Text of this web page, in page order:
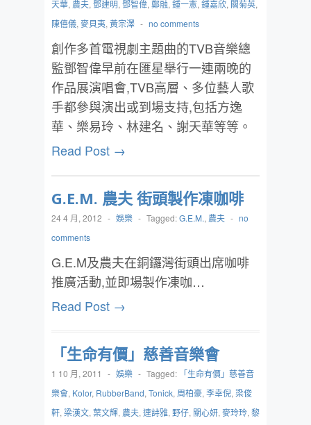
天華, 農夫, 鄧建明, 鄧智偉, 鄭融, 鍾一憲, 鍾嘉欣, 關菊英,
陳僖儀, 麥貝夷, 黃宗澤 - no comments
創作多首電視劇主題曲的TVB音樂總
監鄧智偉早前在匯星舉行一連兩晚的
作品展演唱會,TVB高層、多位藝人歌
手都參與演出或到場支持,包括方逸
華、樂易玲、林建名、謝天華等等。
Read Post →
G.E.M. 農夫 街頭製作凍咖啡
24 4 月, 2012 - 娛樂 - Tagged:G.E.M., 農夫 - no
comments
G.E.M及農夫在銅鑼灣街頭出席咖啡
推廣活動,並即場製作凍咖…
Read Post →
「生命有價」慈善音樂會
1 10 月, 2011 - 娛樂 - Tagged: 「生命有價」慈善音
樂會, Kolor, RubberBand, Tonick, 周柏豪, 李幸倪, 梁俊
軒, 梁漢文, 葉文輝, 農夫, 連詩雅, 野仔, 關心妍, 麥玲玲, 黎